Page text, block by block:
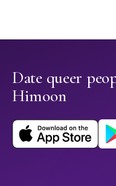
Date queer
Himoon